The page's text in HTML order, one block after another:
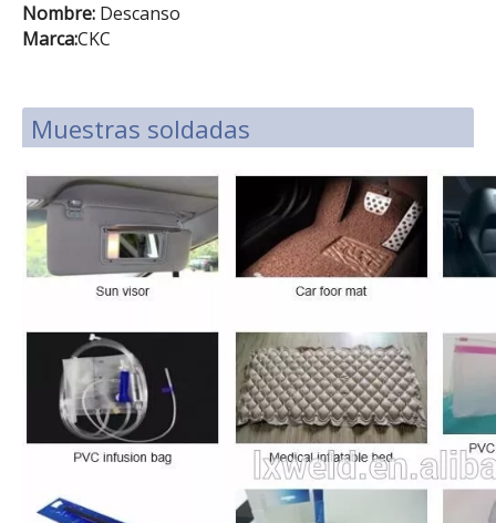
Nombre: Descanso
Marca:CKC
Muestras soldadas